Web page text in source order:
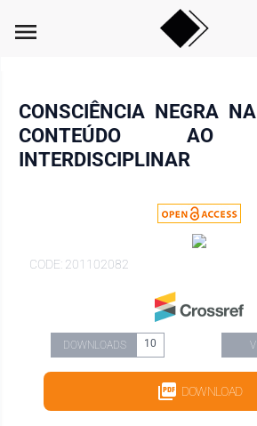
menu
CONSCIÊNCIA NEGRA
CONTEÚDO AO
INTERDISCIPLINAR
CODE: 201102082
DOWNLOADS 10
DOWNLOAD